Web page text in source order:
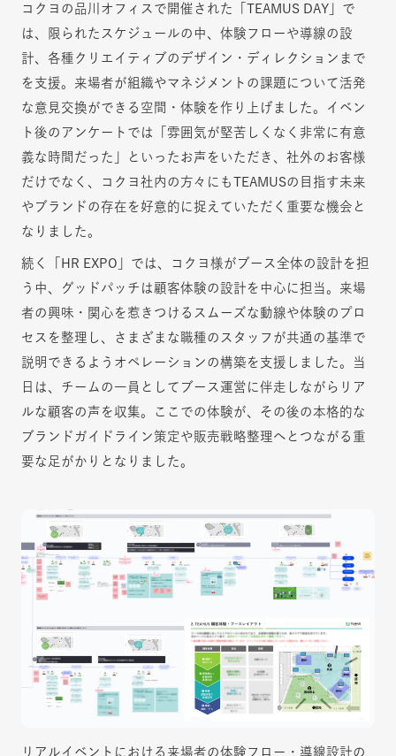
コクヨの品川オフィスで開催された「TEAMUS DAY」で
は、限られたスケジュールの中、体験フローや導線の設
計、各種クリエイティブのデザイン・ディレクションまで
を支援。来場者が組織やマネジメントの課題について活発
な意見交換ができる空間・体験を作り上げました。イベン
ト後のアンケートでは「雰囲気が堅苦しくなく非常に有意
義な時間だった」といったお声をいただき、社外のお客様
だけでなく、コクヨ社内の方々にもTEAMUSの目指す未来
やブランドの存在を好意的に捉えていただく重要な機会と
なりました。
続く「HR EXPO」では、コクヨ様がブース全体の設計を担
う中、グッドパッチは顧客体験の設計を中心に担当。来場
者の興味・関心を惹きつけるスムーズな動線や体験のプロ
セスを整理し、さまざまな職種のスタッフが共通の基準で
説明できるようオペレーションの構築を支援しました。当
日は、チームの一員としてブース運営に伴走しながらリア
ルな顧客の声を収集。ここでの体験が、その後の本格的な
ブランドガイドライン策定や販売戦略整理へとつながる重
要な足がかりとなりました。
リアルイベントにおける来場者の体験フロー・導線設計の